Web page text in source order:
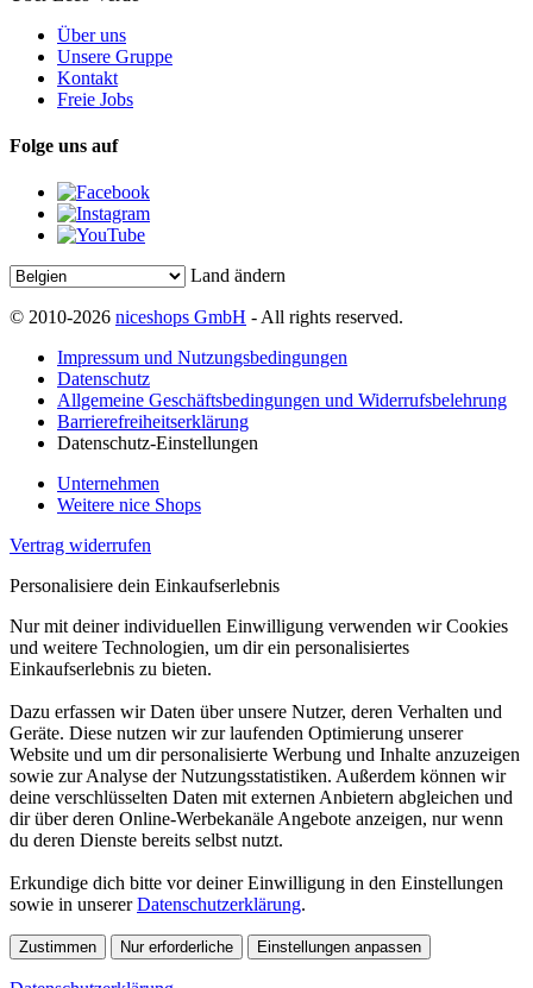
Über uns
Unsere Gruppe
Kontakt
Freie Jobs
Folge uns auf
Land ändern
© 2010-2026 niceshops GmbH - All rights reserved.
Impressum und Nutzungsbedingungen
Datenschutz
Allgemeine Geschäftsbedingungen und Widerrufsbelehrung
Barrierefreiheitserklärung
Datenschutz-Einstellungen
Unternehmen
Weitere nice Shops
Vertrag widerrufen
Personalisiere dein Einkaufserlebnis
Nur mit deiner individuellen Einwilligung verwenden wir Cookies
und weitere Technologien, um dir ein personalisiertes
Einkaufserlebnis zu bieten.
Dazu erfassen wir Daten über unsere Nutzer, deren Verhalten und
Geräte. Diese nutzen wir zur laufenden Optimierung unserer
Website und um dir personalisierte Werbung und Inhalte anzuzeigen
sowie zur Analyse der Nutzungsstatistiken. Außerdem können wir
deine verschlüsselten Daten mit externen Anbietern abgleichen und
dir über deren Online-Werbekanäle Angebote anzeigen, nur wenn
du deren Dienste bereits selbst nutzt.
Erkundige dich bitte vor deiner Einwilligung in den Einstellungen
sowie in unsererDatenschutzerklärung.
Zustimmen Nur erforderliche Einstellungen anpassen